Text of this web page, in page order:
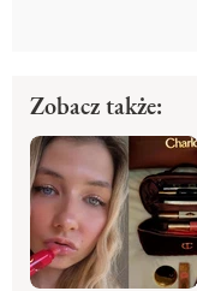
Zobacz także: